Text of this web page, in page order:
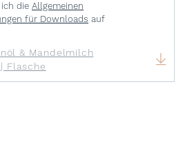
die Allgemeinen
für Downloads auf
& Mandelmilch
| Flasche